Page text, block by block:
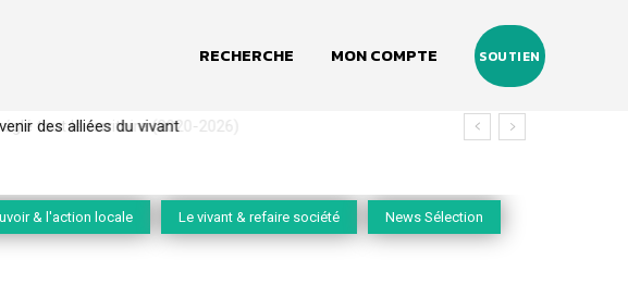
RECHERCHE MON COMPTE SOUTIEN
tout le territoire (2020-2026)
& l'action locale Le vivant & refaire société News Sélection